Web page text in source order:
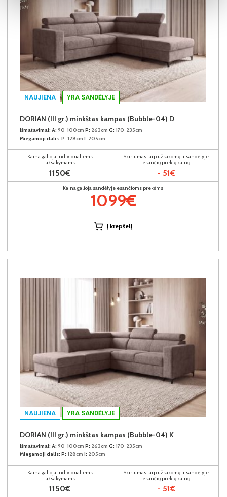
NAUJIENA YRA SANDĖLYJE
DORIAN (III gr.) minkštas kampas (Bubble-04) D
Išmatavimai: A: 90-100cm P: 263cm G: 170-235cm
Miegamoji dalis: P: 128cm I: 205cm
Kaina galioja individualiems
užsakymams
1150€
Skirtumas tarp užsakomų ir sandėlyje
esančių prekių kainų
- 51€
Kaina galioja sandėlyje esančioms prekėms
1099€
Į krepšelį
NAUJIENA YRA SANDĖLYJE
DORIAN (III gr.) minkštas kampas (Bubble-04) K
Išmatavimai: A: 90-100cm P: 263cm G: 170-235cm
Miegamoji dalis: P: 128cm I: 205cm
Kaina galioja individualiems
užsakymams
1150€
Skirtumas tarp užsakomų ir sandėlyje
esančių prekių kainų
- 51€